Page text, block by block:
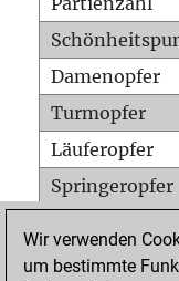
Damenopfer
Turmopfer
Läuferopfer
Springeropfer
Matt auf
Wir verwenden
um bestimmte